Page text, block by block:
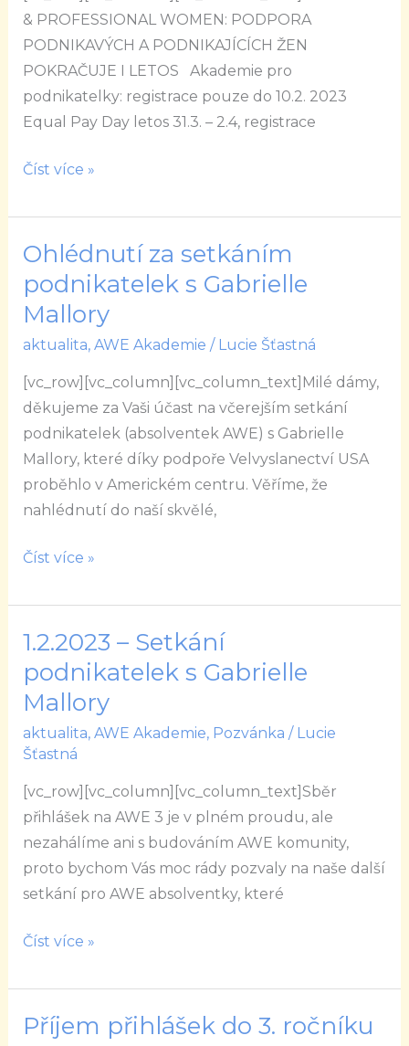
& PROFESSIONAL WOMEN: PODPORA
PODNIKAVÝCH A PODNIKAJÍCÍCH ŽEN
POKRAČUJE I LETOS Akademie pro
podnikatelky: registrace pouze do 10.2. 2023
Equal Pay Day letos 31.3. – 2.4, registrace
podnikavých
a
podnikajících
žen
pokračuje
letos
Číst více »
Ohlédnutí za setkáním
podnikatelek s Gabrielle
Mallory
aktualita, AWE Akademie / Lucie Šťastná
[vc_row][vc_column][vc_column_text]Milé dámy,
děkujeme za Vaši účast na včerejším setkání
podnikatelek (absolventek AWE) s Gabrielle
Mallory, které díky podpoře Velvyslanectví USA
proběhlo v Americkém centru. Věříme, že
nahlédnutí do naší skvělé,
Ohlédnutí
za
setkáním
podnikatelek
s
Gabrielle
Mallory
Číst více »
1.2.2023 – Setkání
podnikatelek s Gabrielle
Mallory
aktualita, AWE Akademie, Pozvánka / Lucie
Šťastná
[vc_row][vc_column][vc_column_text]Sběr
přihlášek na AWE 3 je v plném proudu, ale
nezahálíme ani s budováním AWE komunity,
proto bychom Vás moc rády pozvaly na naše další
setkání pro AWE absolventky, které
1.2.2023
–
Setkání
podnikatelek
s
Mallory
Číst více »
Příjem přihlášek do 3. ročníku
Příjem